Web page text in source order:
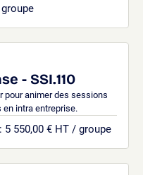
groupe
- SSI.110
pour animer des sessions
intra entreprise.
: 5 550,00 € HT / groupe